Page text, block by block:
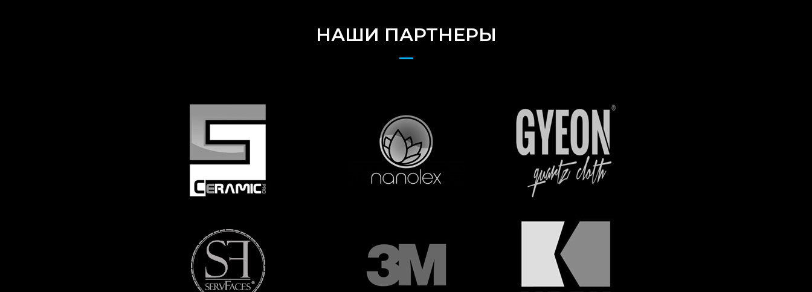
НАШИ ПАРТНЕРЫ